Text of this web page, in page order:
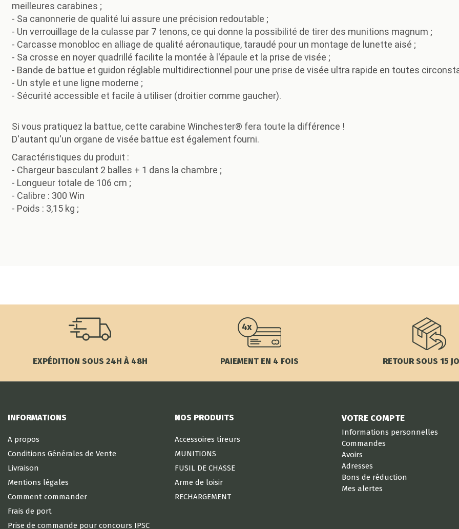
meilleures carabines ;
- Sa canonnerie de qualité lui assure une précision redoutable ;
- Un verrouillage de la culasse par 7 tenons, ce qui donne la possibilité de tirer des munitions magnum ;
- Carcasse monobloc en alliage de qualité aéronautique, taraudé pour un montage de lunette aisé ;
- Sa crosse en noyer quadrillé facilite la montée à l'épaule et la prise de visée ;
- Bande de battue et guidon réglable multidirectionnel pour une prise de visée ultra rapide en toutes
- Un style et une ligne moderne ;
- Sécurité accessible et facile à utiliser (droitier comme gaucher).
Si vous pratiquez la battue, cette carabine Winchester® fera toute la différence !
D'autant qu'un organe de visée battue est également fourni.
Caractéristiques du produit :
- Chargeur basculant 2 balles + 1 dans la chambre ;
- Longueur totale de 106 cm ;
- Calibre : 300 Win
- Poids : 3,15 kg ;
EXPÉDITION SOUS 24H À 48H PAIEMENT EN 4 FOIS RETOUR SOUS 15
INFORMATIONS
A propos
Conditions Générales de Vente
Livraison
Mentions légales
Comment commander
Frais de port
Prise de commande pour concours IPSC
NOS PRODUITS
Accessoires tireurs
MUNITIONS
FUSIL DE CHASSE
Arme de loisir
RECHARGEMENT
VOTRE COMPTE
Informations personnelles
Commandes
Avoirs
Adresses
Bons de réduction
Mes alertes